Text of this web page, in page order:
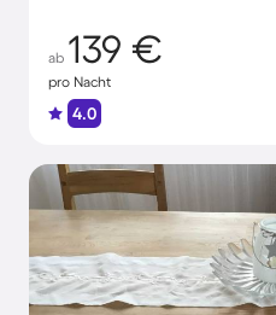
ab 139 €
pro Nacht
4.0